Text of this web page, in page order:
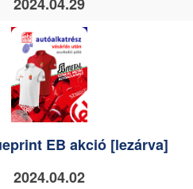
2024.04.29
EB akció [lezárva]
2024.04.02